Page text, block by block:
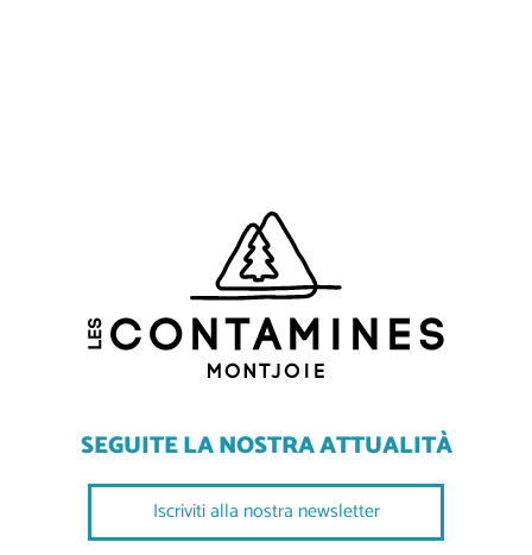
SEGUITE LA NOSTRA ATTUALITÀ
Iscriviti alla nostra newsletter